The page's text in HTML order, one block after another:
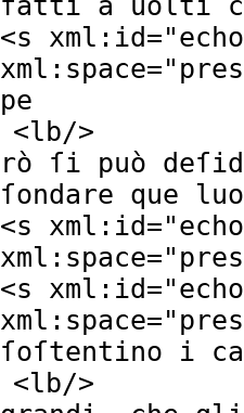
<s xml:id="
xml:space="
pe
<lb/>
rò ſi può
ſondare que
<s xml:id="
xml:space="
<s xml:id="
xml:space="
ſoſtentino i
<lb/>